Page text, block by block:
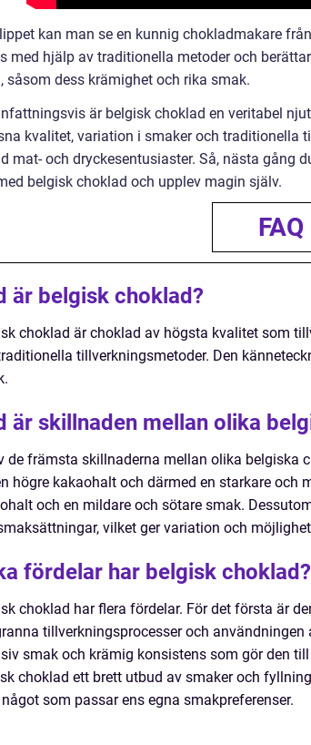
kan man se en kunnig chokladmakare
med hjälp av traditionella metoder och
såsom dess krämighet och rika smak.
är belgisk choklad en veritabel
kvalitet, variation i smaker och traditionella
mat- och dryckesentusiaster. Så, nästa gång
belgisk choklad och upplev magin själv.
FAQ
är belgisk choklad?
choklad är choklad av högsta kvalitet som
tillverkningsmetoder. Den
är skillnaden mellan olika
de främsta skillnaderna mellan olika belgiska
högre kakaohalt och därmed en starkare och
och en mildare och sötare smak.
vilket ger variation och
fördelar har belgisk choklad?
choklad har flera fördelar. För det första är
tillverkningsprocesser och användningen
smak och krämig konsistens som gör den
choklad ett brett utbud av smaker och
som passar ens egna smakpreferenser.